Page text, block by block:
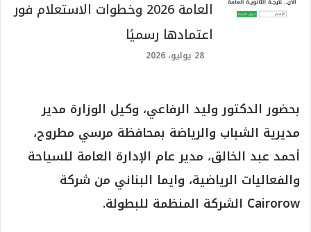
العامة 2026 وخطوات الاستعلام فور
اعتمادها رسميًا
28 يوليو، 2026
بحضور الدكتور وليد الرفاعي، وكيل الوزارة مدير
مديرية الشباب والرياضة بمحافظة مرسي مطروح،
أحمد عبد الخالق، مدير عام الإدارة العامة للسياحة
والفعاليات الرياضية، وايما البناني من شركة
Cairorow الشركة المنظمة للبطولة.